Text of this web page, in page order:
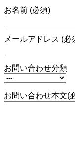
お名前 (必須)
メールアドレス (必
お問い合わせ分類
お問い合わせ本文(